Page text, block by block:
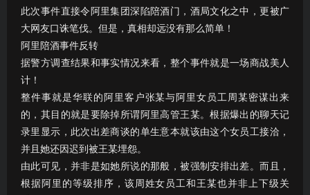
此次事件直接令阿里集团深陷陪酒门，酒局文化之中，更被广
大网友口诛笔伐。但是，真相却远没有那么简单！
阿里陪酒事件反转
据警方调查结果和事实情况来看，整个事件就是一场商战美人
计！
整件事就是华联的阿里客户张某与阿里女员工周某密谋出来
的，其目的就是要除掉所谓阿里高管王某。根据爆出的聊天记
录里显示，此次出差商谈的单生意本就该由这个女员工接洽，
并且她还因迟到被王某埋怨。
由此可见，并非是如她所说的那般，被强制安排出差。而且，
根据阿里的等级排序，该周姓女员工和王某也并非上下级关